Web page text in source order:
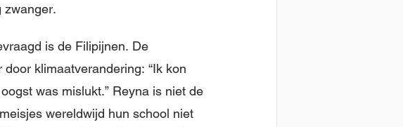
zwanger.
is de Filipijnen. De
klimaatverandering: “Ik kon
was mislukt.” Reyna is niet de
wereldwijd hun school niet